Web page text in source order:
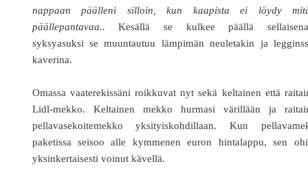
nappaan päälleni silloin, kun kaapista ei löydy
päällepantavaa..Kesällä se kulkee päällä
syksyasuksi se muuntautuu lämpimän neuletakin ja
kaverina.
Omassa vaaterekissäni roikkuvat nyt sekä keltainen että
Lidl-mekko. Keltainen mekko hurmasi värillään ja
pellavasekoitemekko yksityiskohdillaan. Kun
paketissa seisoo alle kymmenen euron hintalappu, sen
yksinkertaisesti voinut kävellä.